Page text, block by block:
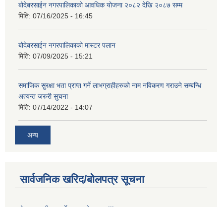
बोदेबरसाईन नगरपालिकाको आवधिक योजना २०८२ देखि २०८७ सम्म
मिति: 07/16/2025 - 16:45
बोदेबरसाईन नगरपालिकाको मास्टर पलान
मिति: 07/09/2025 - 15:21
समाजिक सुरक्षा भता प्राप्त गर्ने लाभग्राहीहरुको नाम नविकरण गराउने सम्बन्धि
अत्यन्त जरुरी सुचना
मिति: 07/14/2022 - 14:07
अन्य
सार्वजनिक खरिद/बोलपत्र सूचना